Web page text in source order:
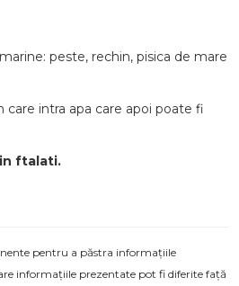
peste, rechin, pisica de mare
care intra apa care apoi poate fi
ftalati.
pentru a păstra informațiile
informațiile prezentate pot fi diferite față